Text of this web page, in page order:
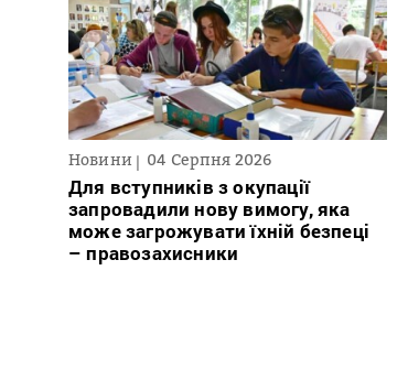
Новини 04 Серпня 2026
Для вступників з окупації
запровадили нову вимогу, яка
може загрожувати їхній безпеці
– правозахисники